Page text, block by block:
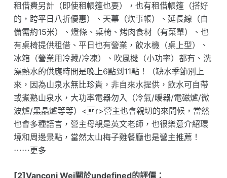
租借費另計（即使租帳篷也要），也有租借帳篷（搭好
的，跨平日八折優惠）、天幕（炊事帳）、延長線（自
備需約15米）、燈條、桌椅、烤肉食材（有菜單）、也
有桌椅提供租借、平日也有營業，飲水機（桌上型）、
冰箱（營業用冷藏/冷凍）、吹風機（小功率）都有、洗
澡熱水的供應時間是晚上6點到11點！（缺水季節別上
來，因為山泉水無比珍貴，非自來水提供，飲水可自帶
或煮熟山泉水，大功率電器勿入（冷氣/暖器/電磁爐/微
波爐/黑晶爐等等）<r>營主也會親切的來問候，當然
也會多種語言，營主母親是英文老師，也很樂意介紹環
境和周邊景點，當然太山梅子雞餐廳也是營主推薦！
⋯⋯更多
[2]Vanconi Wei關於undefined的評價：